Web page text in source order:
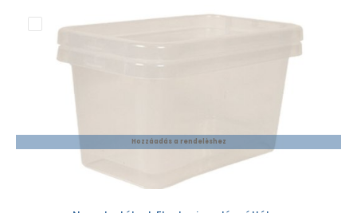
Hozzáadás a rendeléshez